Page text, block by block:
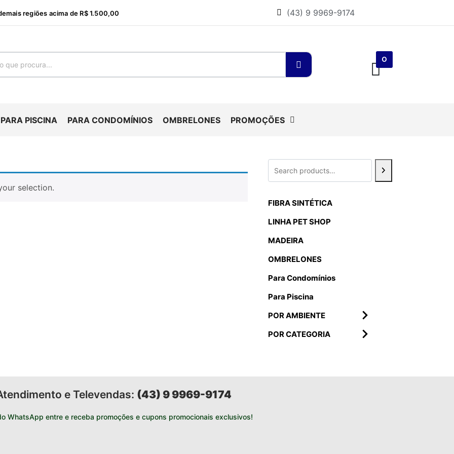
regiões acima de R$ 1.500,00 (43) 9 9969-9174
0
PARA PISCINA PARA CONDOMÍNIOS OMBRELONES PROMOÇÕES
selection.
FIBRA SINTÉTICA
LINHA PET SHOP
MADEIRA
OMBRELONES
Para Condomínios
Para Piscina
POR AMBIENTE
POR CATEGORIA
e Televendas: (43) 9 9969-9174
WhatsApp entre e receba promoções e cupons promocionais exclusivos!